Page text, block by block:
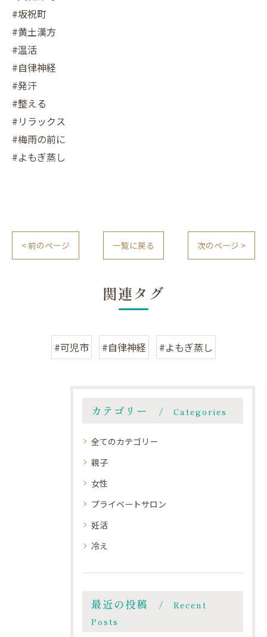
#坂祝町
#黄土漢方
#温活
#自律神経
#発汗
#整える
#リラックス
#梅雨の前に
#よもぎ蒸し
< 前のページ 一覧に戻る 次のページ >
関連タグ
#可児市 #自律神経 #よもぎ蒸し
カテゴリー Categories
全てのカテゴリー
親子
女性
プライベートサロン
妊活
冷え
最近の投稿
Recent
Posts